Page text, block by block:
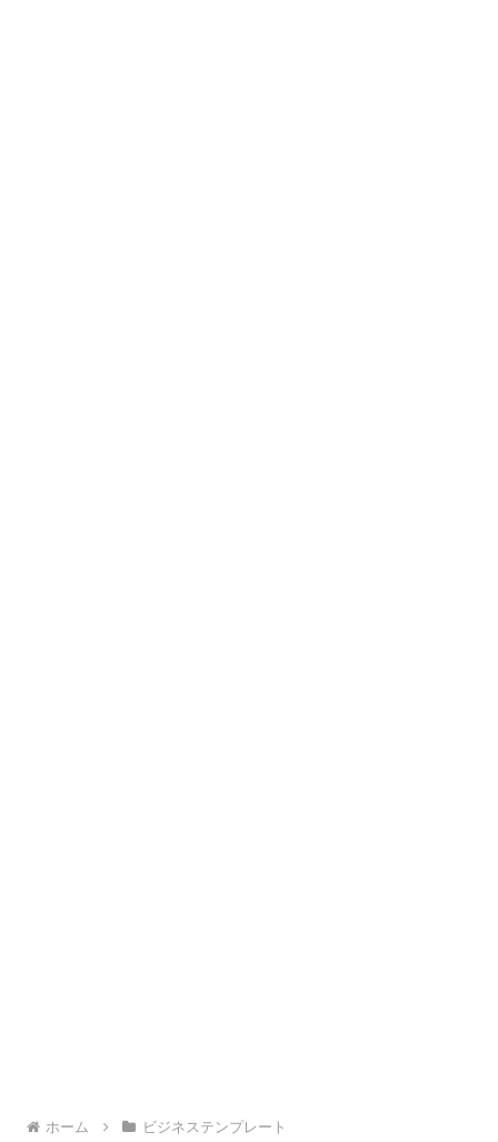
ホーム ビジネステンプレート